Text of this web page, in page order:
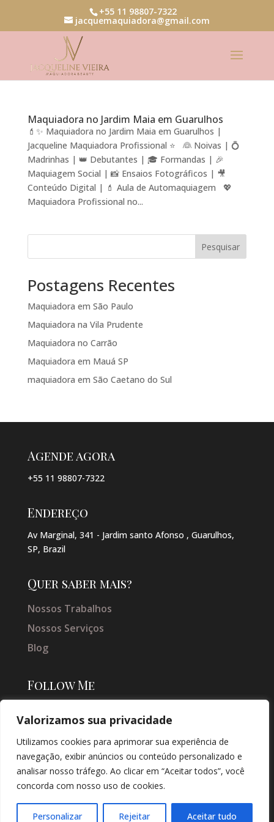
Valorizamos sua privacidade
Utilizamos cookies para aprimorar sua experiência de
navegação, exibir anúncios ou conteúdo personalizado e
analisar nosso tráfego. Ao clicar em “Aceitar todos”, você
concorda com nosso uso de cookies.
Personalizar Rejeitar Aceitar tudo
+55 11 98807-7322
jacquemaquiadora@gmail.com
Maquiadora no Jardim Maia em Guarulhos
💄✨ Maquiadora no Jardim Maia em Guarulhos |
Jacqueline Maquiadora Profissional ⭐ 👰 Noivas | 💍
Madrinhas | 👑 Debutantes | 🎓 Formandas | 🎉
Maquiagem Social | 📸 Ensaios Fotográficos | 🎥
Conteúdo Digital | 💄 Aula de Automaquiagem 💖
Maquiadora Profissional no...
Pesquisar
Postagens Recentes
Maquiadora em São Paulo
Maquiadora na Vila Prudente
Maquiadora no Carrão
Maquiadora em Mauá SP
maquiadora em São Caetano do Sul
Agende agora
+55 11 98807-7322
Endereço
Av Marginal, 341 - Jardim santo Afonso , Guarulhos,
SP, Brazil
Quer saber mais?
Nossos Trabalhos
Nossos Serviços
Blog
Follow Me
SOLUÇÕES DIGITAIS |
CRIAÇÃO DE SITES